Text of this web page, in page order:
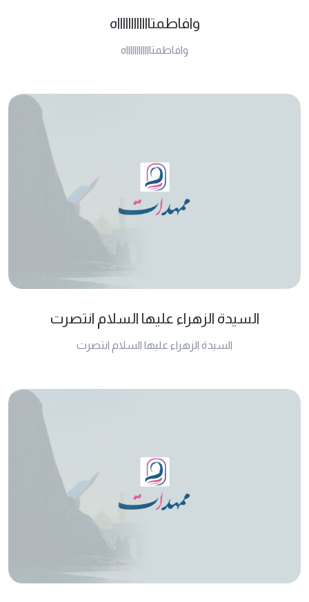
وافاطمتااااااااااااه
وافاطمتااااااااااااه
السيدة الزهراء عليها السلام انتصرت
السيدة الزهراء عليها السلام انتصرت